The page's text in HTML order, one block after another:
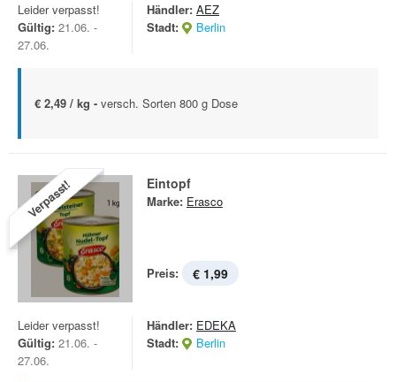
Leider verpasst!
Gültig: 21.06. -
27.06.
Händler: AEZ
Stadt:
Berlin
€ 2,49 / kg - versch. Sorten 800 g Dose
Verpasst! Eintopf
Marke: Erasco
Preis: € 1,99
Leider verpasst!
Gültig: 21.06. -
27.06.
Händler: EDEKA
Stadt:
Berlin